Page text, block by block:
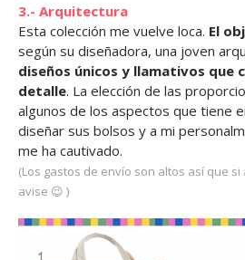
3.- Arquitectura
Esta colección me vuelve loca. El
según su diseñadora, una joven
diseños únicos y llamativos que
detalle. La elección de las
algunos de los aspectos que tiene
diseñar sus bolsos y a mi
me ha cautivado.
(Los gastos de envío son altos así que
avise 😉 )